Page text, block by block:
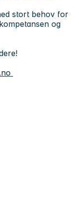
stort behov for
og